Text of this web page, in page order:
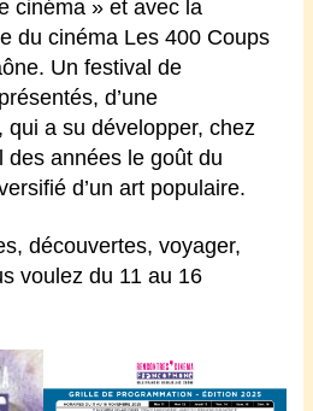
cinéma » et avec la
du cinéma Les 400 Coups
Un festival de
d’une
qui a su développer, chez
des années le goût du
d’un art populaire.
découvertes, voyager,
voulez du 11 au 16